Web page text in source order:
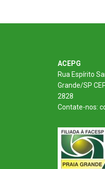
ACEPG
Rua Espírito
Grande/SP
2828
Contate-nos: